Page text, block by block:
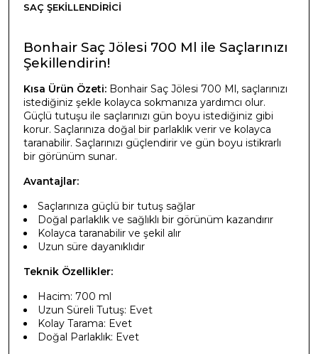
SAÇ ŞEKILLENDIRICI
Bonhair Saç Jölesi 700 Ml ile Saçlarınızı
Şekillendirin!
Kısa Ürün Özeti: Bonhair Saç Jölesi 700 Ml, saçlarınızı
istediğiniz şekle kolayca sokmanıza yardımcı olur.
Güçlü tutuşu ile saçlarınızı gün boyu istediğiniz gibi
korur. Saçlarınıza doğal bir parlaklık verir ve kolayca
taranabilir. Saçlarınızı güçlendirir ve gün boyu istikrarlı
bir görünüm sunar.
Avantajlar:
Saçlarınıza güçlü bir tutuş sağlar
Doğal parlaklık ve sağlıklı bir görünüm kazandırır
Kolayca taranabilir ve şekil alır
Uzun süre dayanıklıdır
Teknik Özellikler:
Hacim: 700 ml
Uzun Süreli Tutuş: Evet
Kolay Tarama: Evet
Doğal Parlaklık: Evet